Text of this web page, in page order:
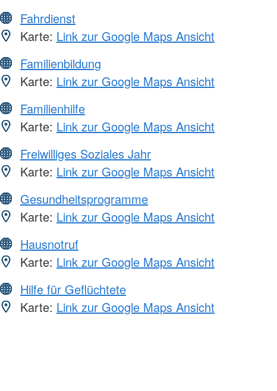
Fahrdienst
Karte: Link zur Google Maps Ansicht
Familienbildung
Karte: Link zur Google Maps Ansicht
Familienhilfe
Karte: Link zur Google Maps Ansicht
Freiwilliges Soziales Jahr
Karte: Link zur Google Maps Ansicht
Gesundheitsprogramme
Karte: Link zur Google Maps Ansicht
Hausnotruf
Karte: Link zur Google Maps Ansicht
Hilfe für Geflüchtete
Karte: Link zur Google Maps Ansicht